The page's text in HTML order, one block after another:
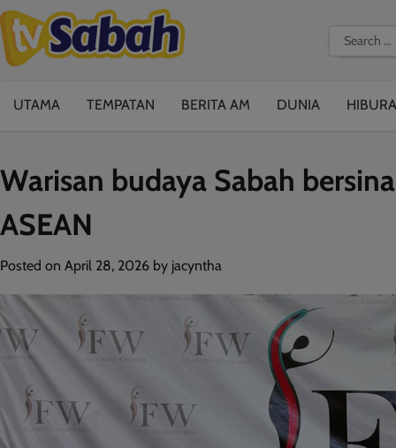
Skip
to
content
Search
for:
UTAMA TEMPATAN BERITA AM DUNIA
Warisan budaya Sabah
ASEAN
Posted on April 28, 2026 by jacyntha